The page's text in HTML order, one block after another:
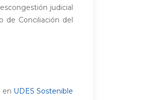
judicial
de Conciliación del
en UDES Sostenible